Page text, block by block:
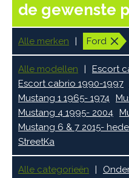
de gewenste
Alle merken Ford
Alle modellen
Escort
Escort cabrio 1990-1997
Mustang 1 1965- 1974
Mustang 4 1995- 2004
Mustang 6 & 7 2015-
StreetKa
Alle categorieën